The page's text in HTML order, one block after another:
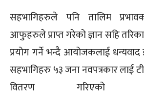
सहभागिहरुले पनि तालिम
आफुहरुले प्राप्त गरेको ज्ञान सहि
प्रयोग गर्ने भन्दै आयोजकलाई धन्यवाद
सहभागिहरु ५३ जना नवपत्रकार लाई
वितरण